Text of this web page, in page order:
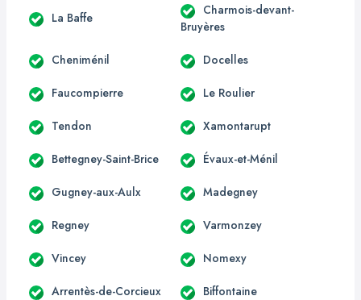
La Baffe
Charmois-devant-
Bruyères
Cheniménil Docelles
Faucompierre Le Roulier
Tendon Xamontarupt
Bettegney-Saint-Brice Évaux-et-Ménil
Gugney-aux-Aulx Madegney
Regney Varmonzey
Vincey Nomexy
Arrentès-de-Corcieux Biffontaine